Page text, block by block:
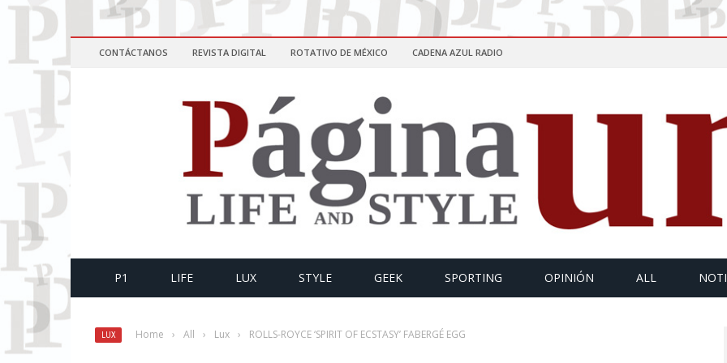
CONTÁCTANOS REVISTA DIGITAL ROTATIVO DE MÉXICO CADENA AZUL RADIO
P1 LIFE LUX STYLE GEEK SPORTING OPINIÓN ALL
LUX Home › All › Lux › ROLLS-ROYCE ‘SPIRIT OF ECSTASY’ FABERGÉ EGG